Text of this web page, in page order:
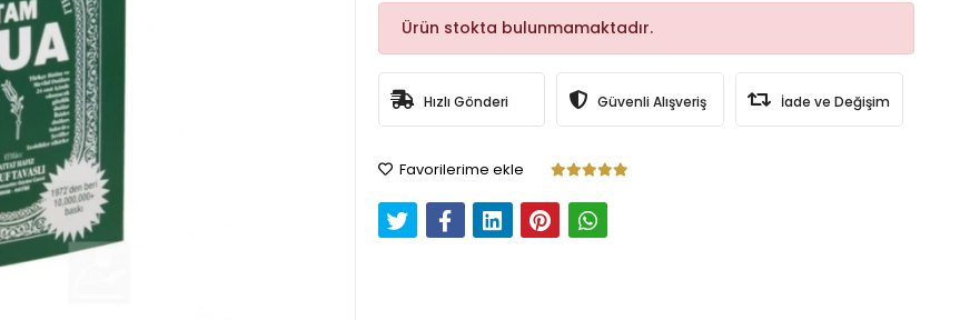
Ürün stokta bulunmamaktadır.
Hızlı Gönderi Güvenli Alışveriş İade ve Değişim
Favorilerime ekle